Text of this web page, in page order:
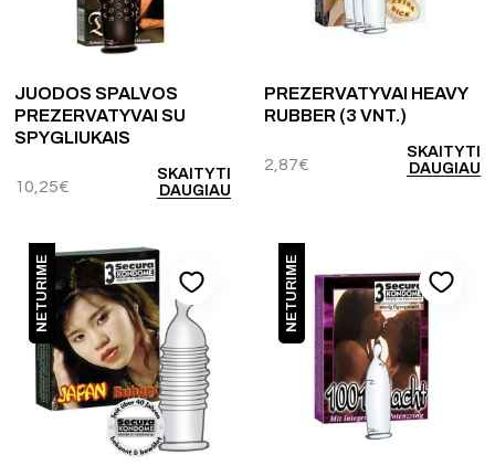
JUODOS SPALVOS
PREZERVATYVAI SU
SPYGLIUKAIS
10,25€
SKAITYTI
DAUGIAU
PREZERVATYVAI HEAVY
RUBBER (3 VNT.)
2,87€
SKAITYTI
DAUGIAU
NETURIME NETURIME